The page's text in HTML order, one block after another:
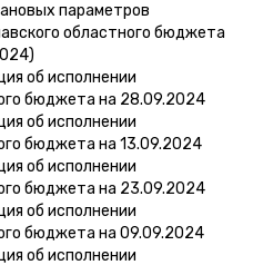
параметров
областного бюджета
об исполнении
бюджета на 28.09.2024
об исполнении
бюджета на 13.09.2024
об исполнении
бюджета на 23.09.2024
об исполнении
бюджета на 09.09.2024
об исполнении